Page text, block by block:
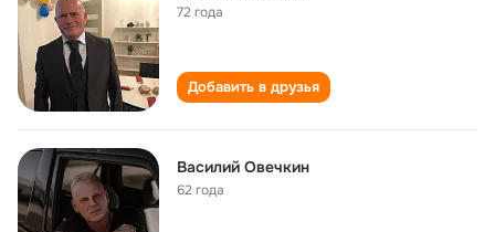
72 года
Добавить в друзья
Василий Овечкин
62 года